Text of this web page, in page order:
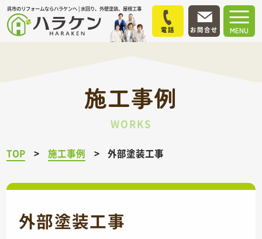
呉市のリフォームならハラケンへ | 水回り、外壁塗装、屋根工事
MENU
電話 お問合せ
施工事例
WORKS
TOP 施工事例 外部塗装工事
外部塗装工事